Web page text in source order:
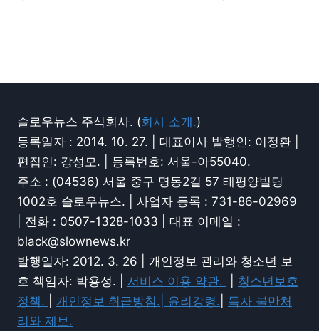
슬로우뉴스 주식회사. (회사 소개.)
등록일자 : 2014. 10. 27. | 대표이사 발행인: 이정환 |
편집인: 강성모. | 등록번호: 서울-아55040.
주소 : (04536) 서울 중구 명동2길 57 태평양빌딩
1002호 슬로우뉴스. | 사업자 등록 : 731-86-02969
| 전화 : 0507-1328-1033 | 대표 이메일 :
black@slownews.kr
발행일자: 2012. 3. 26 | 개인정보 관리와 청소년 보
호 책임자: 박용성. | 서비스 이용 약관.
청소년보호
정책.
개인정보 취급방침.| 윤리강령.
독자 불만처
리와 제보.